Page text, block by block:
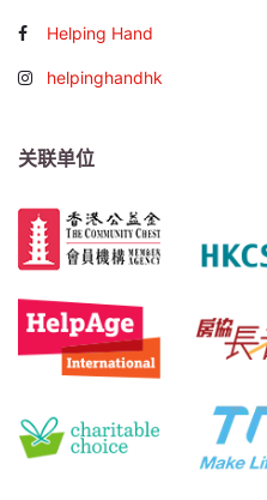
Helping Hand
helpinghandhk
关联单位